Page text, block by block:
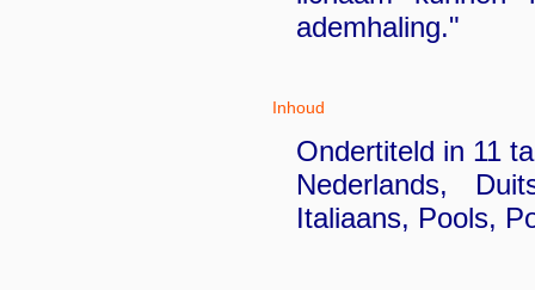
ademhaling."
Inhoud
Ondertiteld in 11
Nederlands,
Italiaans, Pools,